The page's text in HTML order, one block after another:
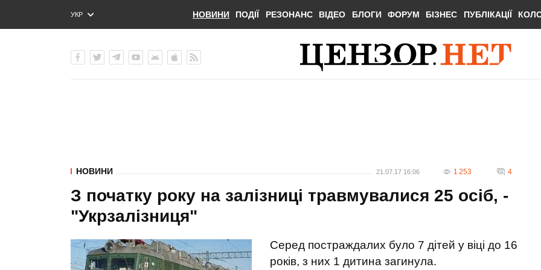
УКР
ENG
НОВИНИ ПОДІЇ РЕЗОНАНС ВІДЕО БЛОГИ ФОРУМ БІЗНЕС ПУБЛІКАЦІЇ
НОВИНИ 21.07.17 16:06 1 253 4
З початку року на залізниці травмувалися 25 осіб, -
"Укрзалізниця"
Серед постраждалих було 7 дітей у віці до 16
років, з них 1 дитина загинула.